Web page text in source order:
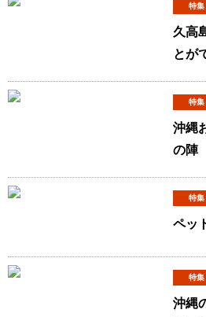
特集
久高
とが
特集
沖縄
の陣
特集
ペッ
特集
沖縄